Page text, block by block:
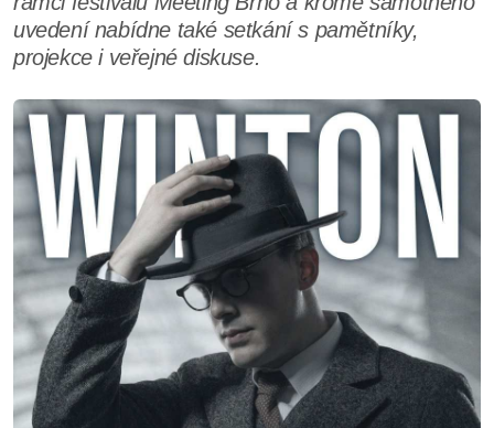
uvedení nabídne také setkání s pamětníky,
projekce i veřejné diskuse.